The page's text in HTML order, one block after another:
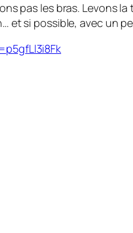
pas les bras. Levons
et si possible, avec un